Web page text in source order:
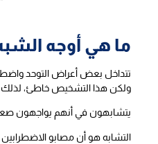
ما هي أوجه
تتداخل بعض أعراض التوحد
ولكن هذا التشخيص خاطئ،
يتشابهون في أنهم يواجهون
التشابه هو أن مصابو